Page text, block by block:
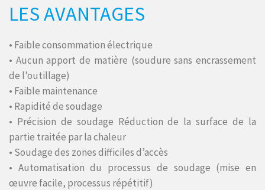
LES AVANTAGES
• Faible consommation électrique
• Aucun apport de matière (soudure sans encrassement
de l’outillage)
• Faible maintenance
• Rapidité de soudage
• Précision de soudage Réduction de la surface de la
partie traitée par la chaleur
• Soudage des zones difficiles d’accès
• Automatisation du processus de soudage (mise en
œuvre facile, processus répétitif)